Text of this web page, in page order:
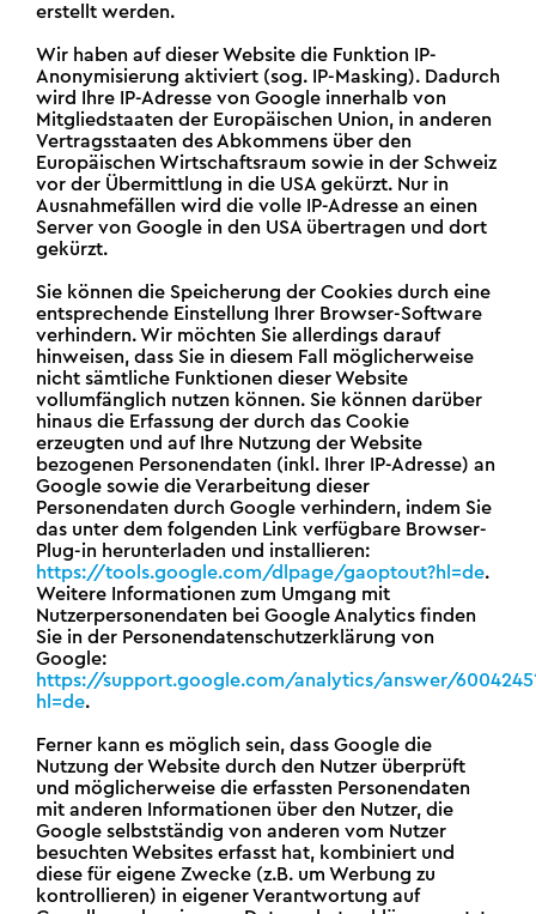
erstellt werden.
Wir haben auf dieser Website die Funktion IP-
Anonymisierung aktiviert (sog. IP-Masking). Dadurch
wird Ihre IP-Adresse von Google innerhalb von
Mitgliedstaaten der Europäischen Union, in anderen
Vertragsstaaten des Abkommens über den
Europäischen Wirtschaftsraum sowie in der Schweiz
vor der Übermittlung in die USA gekürzt. Nur in
Ausnahmefällen wird die volle IP-Adresse an einen
Server von Google in den USA übertragen und dort
gekürzt.
Sie können die Speicherung der Cookies durch eine
entsprechende Einstellung Ihrer Browser-Software
verhindern. Wir möchten Sie allerdings darauf
hinweisen, dass Sie in diesem Fall möglicherweise
nicht sämtliche Funktionen dieser Website
vollumfänglich nutzen können. Sie können darüber
hinaus die Erfassung der durch das Cookie
erzeugten und auf Ihre Nutzung der Website
bezogenen Personendaten (inkl. Ihrer IP-Adresse) an
Google sowie die Verarbeitung dieser
Personendaten durch Google verhindern, indem Sie
das unter dem folgenden Link verfügbare Browser-
Plug-in herunterladen und installieren:
https://tools.google.com/dlpage/gaoptout?hl=de.
Weitere Informationen zum Umgang mit
Nutzerpersonendaten bei Google Analytics finden
Sie in der Personendatenschutzerklärung von
Google:
https://support.google.com/analytics/answer/
hl=de.
Ferner kann es möglich sein, dass Google die
Nutzung der Website durch den Nutzer überprüft
und möglicherweise die erfassten Personendaten
mit anderen Informationen über den Nutzer, die
Google selbstständig von anderen vom Nutzer
besuchten Websites erfasst hat, kombiniert und
diese für eigene Zwecke (z.B. um Werbung zu
kontrollieren) in eigener Verantwortung auf